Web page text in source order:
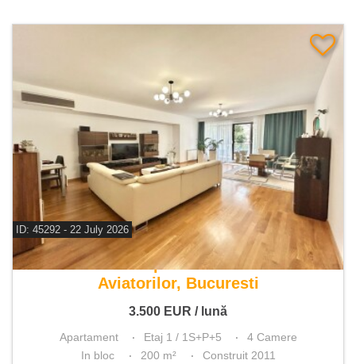
ID: 45292 - 22 July 2026
De inchiriat apartament 4 camere
Aviatorilor, Bucuresti
3.500 EUR / lună
Apartament Etaj 1 / 1S+P+5
4 Camere
In bloc
200 m² Construit 2011